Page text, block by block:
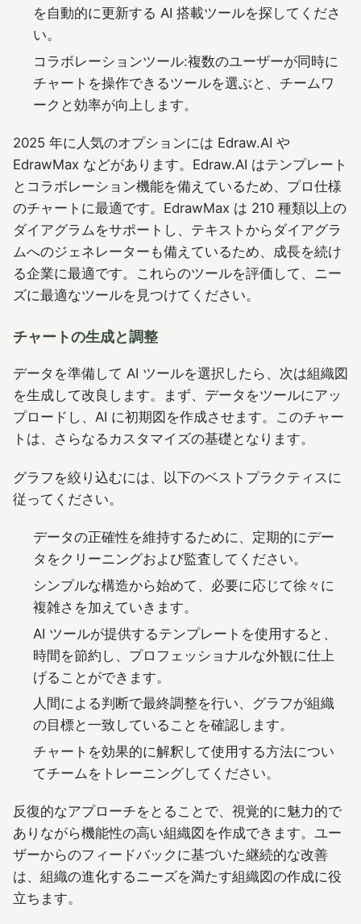
を自動的に更新する AI 搭載ツールを探してくださ
い。
コラボレーションツール:複数のユーザーが同時に
チャートを操作できるツールを選ぶと、チームワ
ークと効率が向上します。
2025 年に人気のオプションには Edraw.AI や
EdrawMax などがあります。Edraw.AI はテンプレート
とコラボレーション機能を備えているため、プロ仕様
のチャートに最適です。EdrawMax は 210 種類以上の
ダイアグラムをサポートし、テキストからダイアグラ
ムへのジェネレーターも備えているため、成長を続け
る企業に最適です。これらのツールを評価して、ニー
ズに最適なツールを見つけてください。
チャートの生成と調整
データを準備して AI ツールを選択したら、次は組織図
を生成して改良します。まず、データをツールにアッ
プロードし、AI に初期図を作成させます。このチャー
トは、さらなるカスタマイズの基礎となります。
グラフを絞り込むには、以下のベストプラクティスに
従ってください。
データの正確性を維持するために、定期的にデー
タをクリーニングおよび監査してください。
シンプルな構造から始めて、必要に応じて徐々に
複雑さを加えていきます。
AI ツールが提供するテンプレートを使用すると、
時間を節約し、プロフェッショナルな外観に仕上
げることができます。
人間による判断で最終調整を行い、グラフが組織
の目標と一致していることを確認します。
チャートを効果的に解釈して使用する方法につい
てチームをトレーニングしてください。
反復的なアプローチをとることで、視覚的に魅力的で
ありながら機能性の高い組織図を作成できます。ユー
ザーからのフィードバックに基づいた継続的な改善
は、組織の進化するニーズを満たす組織図の作成に役
立ちます。